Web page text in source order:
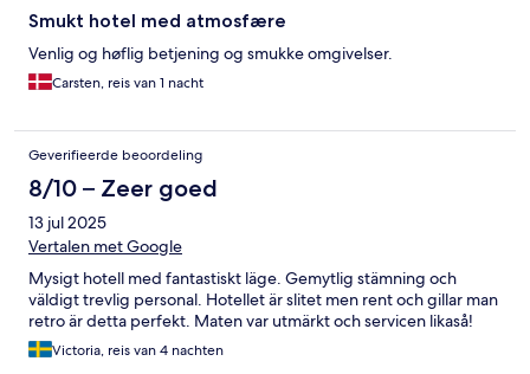
Smukt hotel med atmosfære
Venlig og høflig betjening og smukke omgivelser.
Carsten, reis van 1 nacht
Geverifieerde beoordeling
8/10 – Zeer goed
13 jul 2025
Vertalen met Google
Mysigt hotell med fantastiskt läge. Gemytlig stämning och
väldigt trevlig personal. Hotellet är slitet men rent och gillar man
retro är detta perfekt. Maten var utmärkt och servicen likaså!
Victoria, reis van 4 nachten